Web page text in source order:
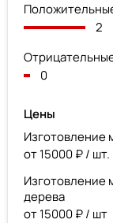
2
0
Цены
Изготовление
от 15000 ₽ / шт.
Изготовление
дерева
от 15000 ₽ / шт